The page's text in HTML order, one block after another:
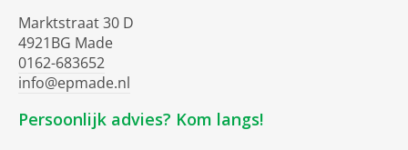
Marktstraat 30 D
4921BG Made
0162-683652
info@epmade.nl
Persoonlijk advies? Kom langs!